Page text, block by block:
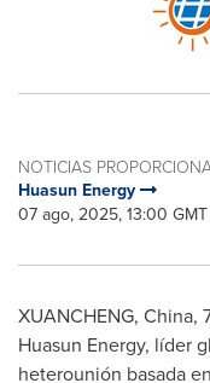
NOTICIAS
Huasun Energy
07 ago, 2025, 13:00 GMT
XUANCHENG, China,
Huasun Energy, líder
heterounión basada